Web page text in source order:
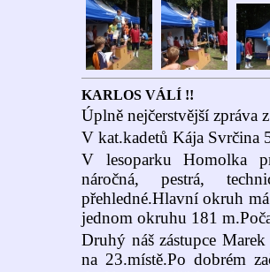
KARLOS VÁLÍ !!
Úplně nejčerstvější zpráva
V kat.kadetů Kája Svrčina
V lesoparku Homolka
náročná, pestrá,
přehledné.Hlavní okruh
jednom okruhu 181
Druhý náš zástupce
na 23.místě.Po dobrém